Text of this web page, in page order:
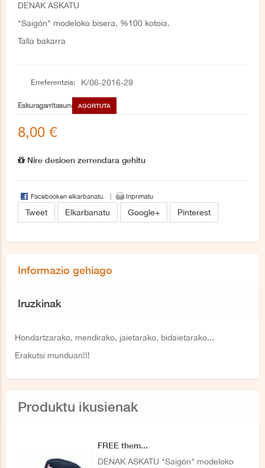
DENAK ASKATU
"Saigón" modeloko bisera. %100 kotoia.
Talla bakarra
Erreferentzia: K/06-2016-29
Eskuragarritasuna AGORTUTA
8,00 €
Nire desioen zerrendara gehitu
Facebooken elkarbanatu. Inprimatu
Tweet Elkarbanatu Google+ Pinterest
Informazio gehiago
Iruzkinak
Hondartzarako, mendirako, jaietarako, bidaietarako...
Erakutsi munduan!!!
Produktu ikusienak
FREE them...
DENAK ASKATU "Saigón" modeloko